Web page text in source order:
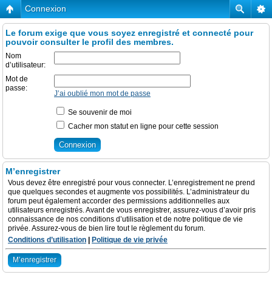
Connexion
Le forum exige que vous soyez enregistré et connecté pour
pouvoir consulter le profil des membres.
Nom
d’utilisateur:
Mot de
passe:
J’ai oublié mon mot de passe
Se souvenir de moi
Cacher mon statut en ligne pour cette session
M’enregistrer
Vous devez être enregistré pour vous connecter. L’enregistrement ne prend
que quelques secondes et augmente vos possibilités. L’administrateur du
forum peut également accorder des permissions additionnelles aux
utilisateurs enregistrés. Avant de vous enregistrer, assurez-vous d’avoir pris
connaissance de nos conditions d’utilisation et de notre politique de vie
privée. Assurez-vous de bien lire tout le règlement du forum.
Conditions d’utilisation
Politique de vie privée
M’enregistrer